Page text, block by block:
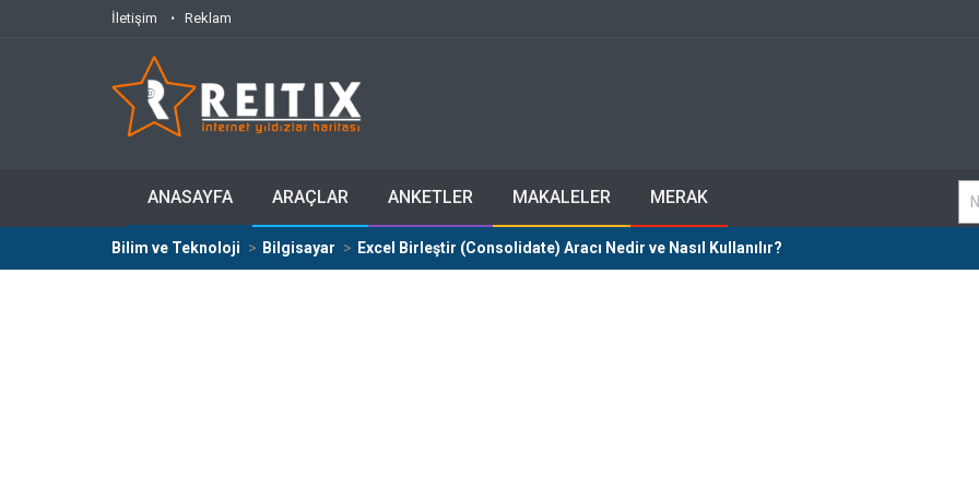
İletişim Reklam
ANASAYFA ARAÇLAR ANKETLER MAKALELER MERAK
Bilim ve Teknoloji Bilgisayar Excel Birleştir (Consolidate) Aracı Nedir ve Nasıl Kullanılır?